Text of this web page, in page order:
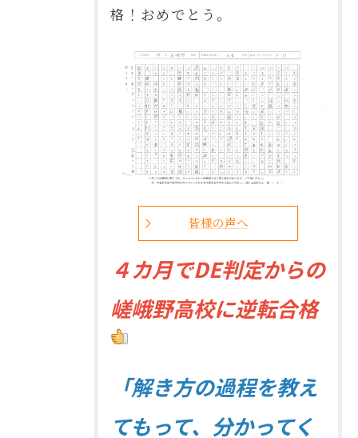
格！おめでとう。
皆様の声へ
４カ月でDE判定からの
嵯峨野高校に逆転合格
「解き方の過程を教え
てもって、分かってく